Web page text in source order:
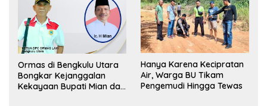
Ormas di Bengkulu Utara
Bongkar Kejanggalan
Kekayaan Bupati Mian dan
Hanya Karena Kecipratan
Air, Warga BU Tikam
Pengemudi Hingga Tewas